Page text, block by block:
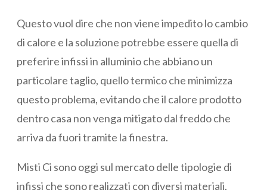
Questo vuol dire che non viene impedito lo cambio
di calore e la soluzione potrebbe essere quella di
preferire infissi in alluminio che abbiano un
particolare taglio, quello termico che minimizza
questo problema, evitando che il calore prodotto
dentro casa non venga mitigato dal freddo che
arriva da fuori tramite la finestra.
Misti Ci sono oggi sul mercato delle tipologie di
infissi che sono realizzati con diversi materiali.